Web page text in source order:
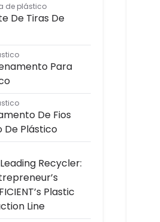
de plástico
De Tiras De
Para
De Fios
De Plástico
Recycler:
Plastic
Line